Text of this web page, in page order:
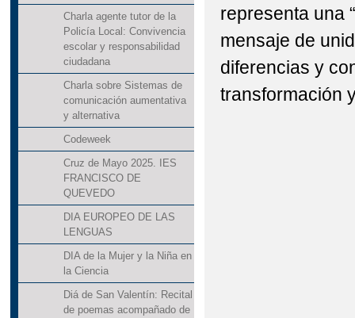
Charla agente tutor de la
Policía Local: Convivencia
escolar y responsabilidad
ciudadana
Charla sobre Sistemas de
comunicación aumentativa
y alternativa
Codeweek
Cruz de Mayo 2025. IES
FRANCISCO DE
QUEVEDO
DIA EUROPEO DE LAS
LENGUAS
DIA de la Mujer y la Niña en
la Ciencia
Diá de San Valentín: Recital
de poemas acompañado de
representa una
mensaje de
diferencias y
transformación